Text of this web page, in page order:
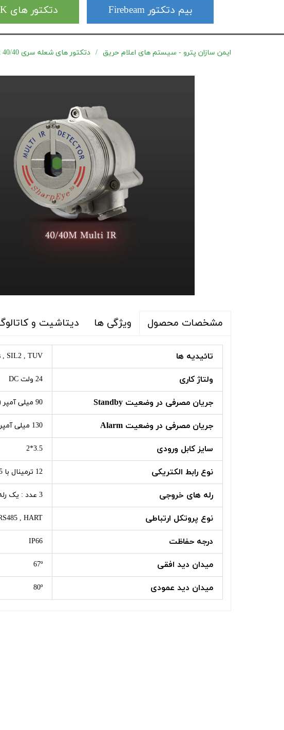
دتکتور های FFEUK بیم دتکتور Firebeam
ایمن سازان پترو - سیستم های اعلام حریق دتکتور های شعله سری Spectrex 40/40
مشخصات محصول ویژگی ها دیتاشیت و
تائیدیه ها , SIL2 , TUV
ولتاژ کاری 24 ولت DC
جریان مصرفی در وضعیت Standby 90 میلی آمپر ( 110 میلی آمپر در صورت فعال بودن گرم کن محافظ سنسور)
جریان مصرفی در وضعیت Alarm 130 میلی آمپر ( 160 میلی آمپر در صورت فعال بودن گرم کن محافظ سنسور)
سایز کابل ورودی 3.5*2
نوع رابط الکتریکی 12 ترمینال با 5 حالت سیم کشی
رله های خروجی 3 عدد : یک رله فالت ، یک رله فایر و رله کمکی , کنتاکت های SPST با ولتاژ 2 آمپر 30 ولت DC
نوع پروتکل ارتباطی , HART
درجه حفاظت IP66
میدان دید افقی 67º
میدان دید عمودی 80º